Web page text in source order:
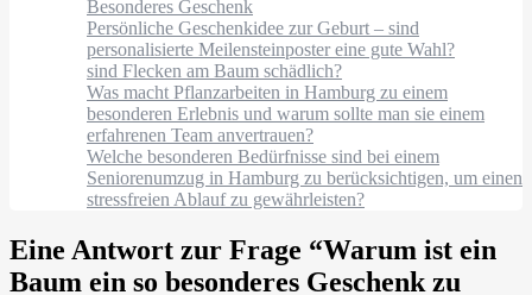
Besonderes Geschenk
Persönliche Geschenkidee zur Geburt – sind
personalisierte Meilensteinposter eine gute Wahl?
sind Flecken am Baum schädlich?
Was macht Pflanzarbeiten in Hamburg zu einem
besonderen Erlebnis und warum sollte man sie einem
erfahrenen Team anvertrauen?
Welche besonderen Bedürfnisse sind bei einem
Seniorenumzug in Hamburg zu berücksichtigen, um einen
stressfreien Ablauf zu gewährleisten?
Eine Antwort zur Frage “Warum ist ein
Baum ein so besonderes Geschenk zu